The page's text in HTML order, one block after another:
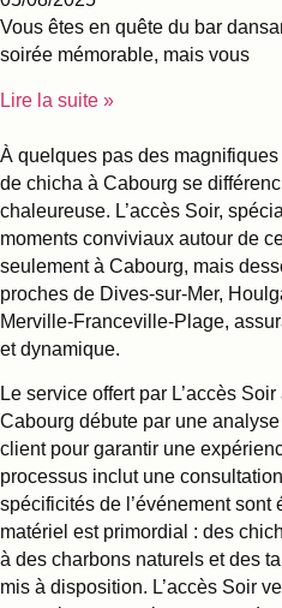
Vous êtes en quête du bar
soirée mémorable, mais vous
Lire la suite »
À quelques pas des
de chicha à Cabourg se
chaleureuse. L’accès Soir,
moments conviviaux autour de
seulement à Cabourg, mais
proches de Dives-sur-Mer,
Merville-Franceville-Plage,
et dynamique.
Le service offert par L’accès
Cabourg débute par une
client pour garantir une
processus inclut une
spécificités de l’événement
matériel est primordial : des
à des charbons naturels et des
mis à disposition. L’accès Soir